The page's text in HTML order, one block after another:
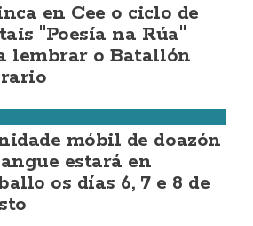
en Cee o ciclo de
"Poesía na Rúa"
lembrar o Batallón
móbil de doazón
estará en
os días 6, 7 e 8 de